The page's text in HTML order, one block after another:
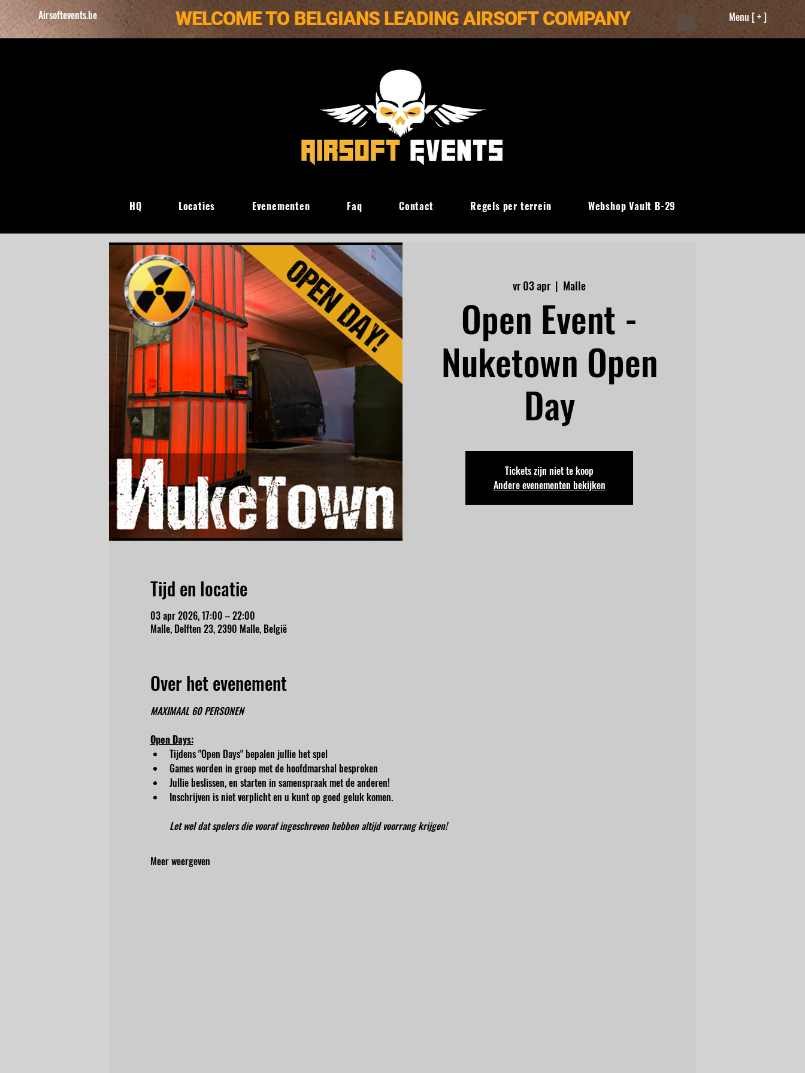
Airsoftevents.be Menu [ + ]
WELCOME TO BELGIANS LEADING AIRSOFT COMPANY
vr 03 apr
  |
Malle
Open Event -
Nuketown Open
Day
Tickets zijn niet te koop
Andere evenementen bekijken
Tijd en locatie
03 apr 2026, 17:00 – 22:00
Malle, Delften 23, 2390 Malle, België
Over het evenement
MAXIMAAL 60 PERSONEN
Open Days:
Tijdens "Open Days" bepalen jullie het spel
Games worden in groep met de hoofdmarshal besproken
Jullie beslissen, en starten in samenspraak met de anderen!
Inschrijven is niet verplicht en u kunt op goed geluk komen.
Let wel dat spelers die vooraf ingeschreven hebben altijd voorrang krijgen!
Meer weergeven
HQ Locaties Evenementen Faq Contact Regels per terrein Webshop Vault B-29